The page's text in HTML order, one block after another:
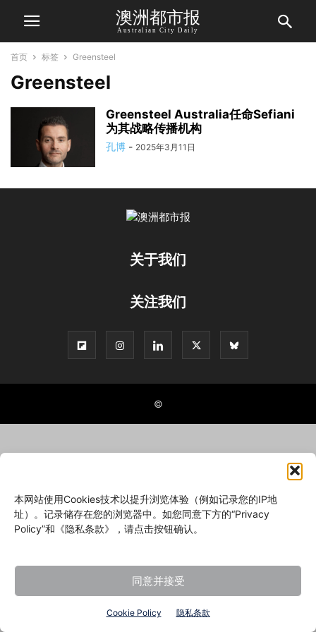
本网站使用Cookies技术以提升浏览体验（例如记录您的IP地
址）。记录储存在您的浏览器中。如您同意下方的“Privacy
Policy”和《隐私条款》，请点击按钮确认。
同意并接受
Cookie Policy 隐私条款
澳洲都市报
Australian City Daily
首页 标签 Greensteel
Greensteel
Greensteel Australia任命Sefiani
为其战略传播机构
孔博 - 2025年3月11日
关于我们
关注我们
©